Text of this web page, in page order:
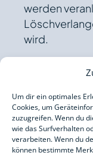
Um dir ein optimales
Cookies, um
zuzugreifen. Wenn du
wie das Surfverhalten
verarbeiten. Wenn du
können bestimmte
werden
wird.
Fux – Birte
gemacht und
zur
verpflichtet,
& Anja